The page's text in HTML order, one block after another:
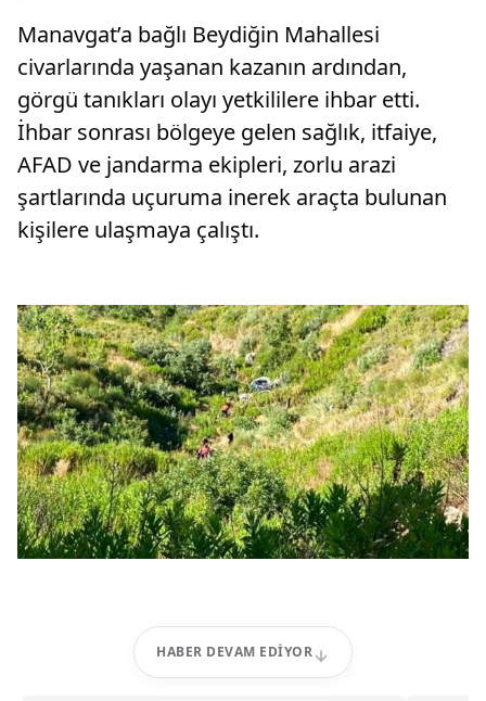
Manavgat’a bağlı Beydiğin Mahallesi
civarlarında yaşanan kazanın ardından,
görgü tanıkları olayı yetkililere ihbar etti.
İhbar sonrası bölgeye gelen sağlık, itfaiye,
AFAD ve jandarma ekipleri, zorlu arazi
şartlarında uçuruma inerek araçta bulunan
kişilere ulaşmaya çalıştı.
HABER DEVAM EDIYOR